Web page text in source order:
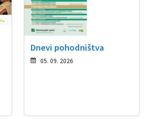
Dnevi pohodništva
05. 09. 2026